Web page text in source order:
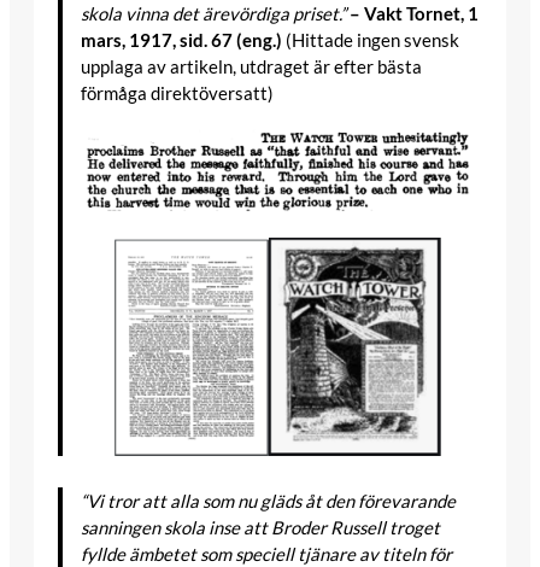
skola vinna det ärevördiga priset.”– Vakt Tornet, 1
mars, 1917, sid. 67 (eng.) (Hittade ingen svensk
upplaga av artikeln, utdraget är efter bästa
förmåga direktöversatt)
“Vi tror att alla som nu gläds åt den förevarande
sanningen skola inse att Broder Russell troget
fyllde ämbetet som speciell tjänare av titeln för